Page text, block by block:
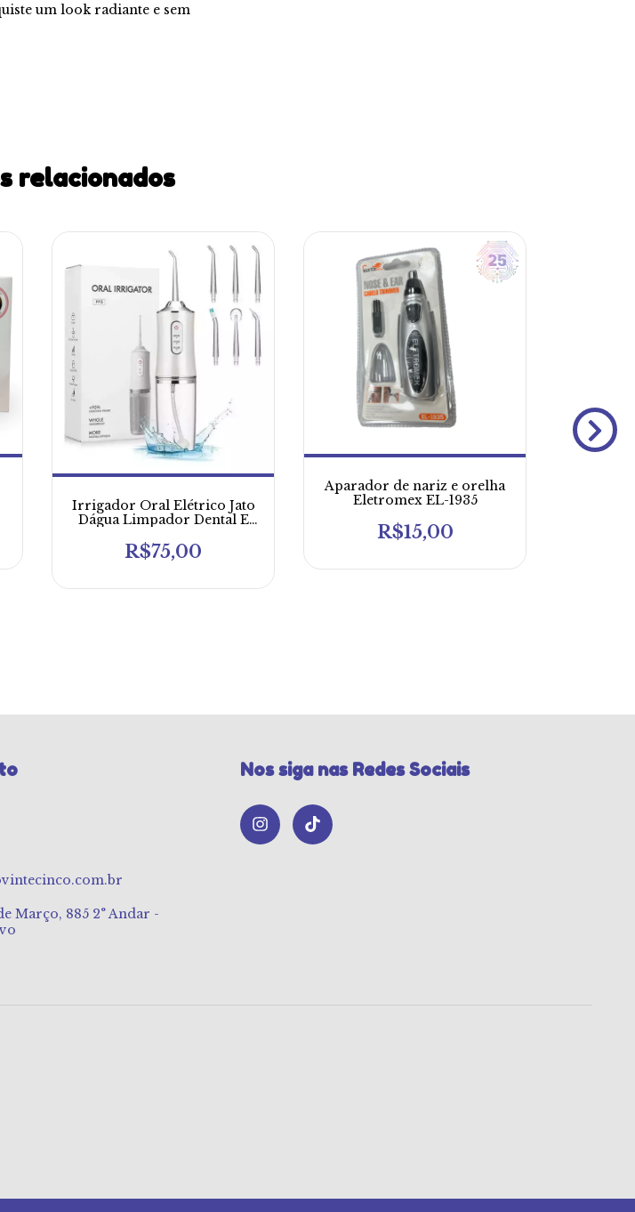
um look radiante e sem
relacionados
Irrigador Oral Elétrico Jato
Dágua Limpador Dental E
Jato Dágua Limpador Dental
E Bucal Irrigador Oral
R$75,00
Aparador de nariz e orelha
Eletromex EL-1935
R$15,00
Março, 885 2° Andar -
Nos siga nas Redes Sociais